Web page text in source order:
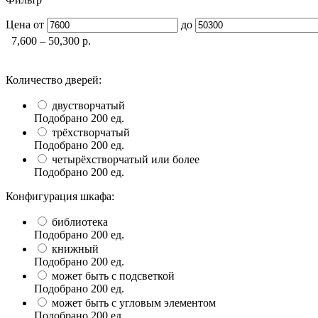
Цена от
до
7,600 – 50,300 р.
Количество дверей:
двустворчатый
Подобрано 200 ед.
трёхстворчатый
Подобрано 200 ед.
четырёхстворчатый или более
Подобрано 200 ед.
Конфигурация шкафа:
библиотека
Подобрано 200 ед.
книжный
Подобрано 200 ед.
может быть с подсветкой
Подобрано 200 ед.
может быть с угловым элементом
Подобрано 200 ед.